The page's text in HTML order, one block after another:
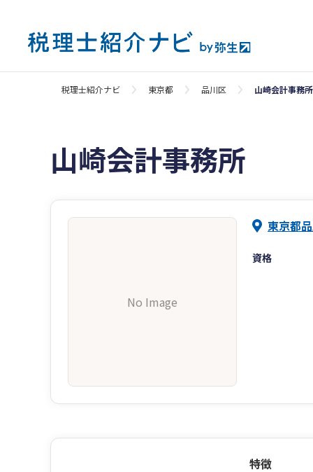
税理士紹介ナビ 東京都 品川区 山崎会計事務所
山崎会計事務所
No Image
東京都
資格
特徴